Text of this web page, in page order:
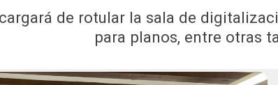
de rotular la sala de
para planos, entre otras